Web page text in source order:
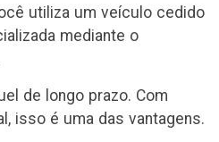
utiliza um veículo cedido
mediante o
de longo prazo. Com
isso é uma das vantagens.